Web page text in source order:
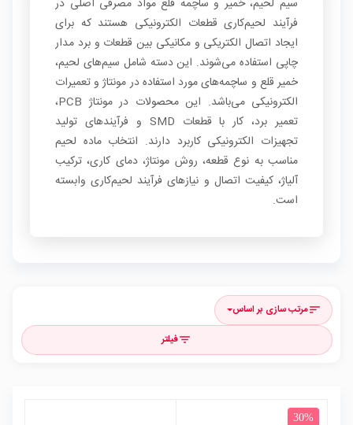
سیم لحیم، خمیر و ساچمه قلع مواد مصرفی اصلی در
فرآیند لحیم‌کاری قطعات الکترونیکی هستند که برای
ایجاد اتصال الکتریکی و مکانیکی بین قطعات و برد مدار
چاپی استفاده می‌شوند. این دسته شامل سیم‌های لحیم،
خمیر قلع و ساچمه‌های مورد استفاده در مونتاژ و تعمیرات
الکترونیکی می‌باشد. این محصولات در مونتاژ PCB،
تعمیر برد، کار با قطعات SMD و فرآیندهای تولید
تجهیزات الکترونیکی کاربرد دارند. انتخاب ماده لحیم
مناسب به نوع قطعه، روش مونتاژ، دمای کاری، ترکیب
آلیاژ، کیفیت اتصال و نیازهای فرآیند لحیم‌کاری وابسته
است.
sortمرتب سازی بر اساس
filter_listفیلتر
30%